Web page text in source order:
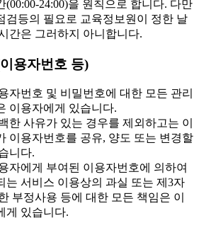
(00:00-24:00)을 원칙으로 합니다. 다만
검등의 필요로 교육정보원이 정한 날
간은 그러하지 아니합니다.
용자번호 등)
자번호 및 비밀번호에 대한 모든 관리
이용자에게 있습니다.
한 사유가 있는 경우를 제외하고는 이
이용자번호를 공유, 양도 또는 변경할
니다.
자에게 부여된 이용자번호에 의하여
는 서비스 이용상의 과실 또는 제3자
부정사용 등에 대한 모든 책임은 이
게 있습니다.